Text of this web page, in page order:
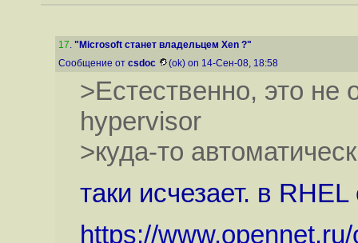
17. "Microsoft станет владельцем Xen ?"
Сообщение от csdoc (ok) on 14-Сен-08, 18:58
>Естественно, это не
hypervisor
>куда-то
таки исчезает. в
https://